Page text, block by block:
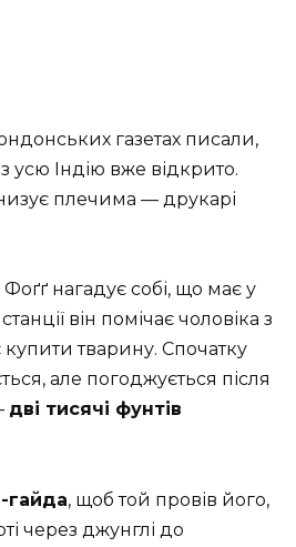
газетах писали,
усю Індію вже відкрито.
плечима — друкарі
нагадує собі, що має у
він помічає чоловіка з
купити тварину. Спочатку
але погоджується після
дві тисячі фунтів
гайда, щоб той провів його,
через джунглі до